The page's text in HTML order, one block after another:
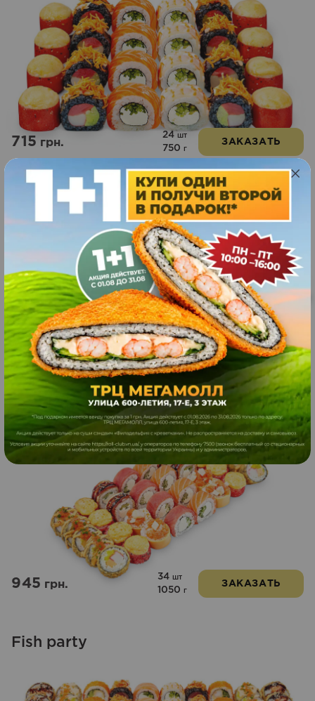
715грн.
24 шт
750 г
ЗАКАЗАТЬ
-25%
HAPPY FRIDAY SET
1465грн.
1099грн.
52шт
1375г
ЗАКАЗАТЬ
Пять рыб
945грн.
34 шт
1050 г
ЗАКАЗАТЬ
Fish party